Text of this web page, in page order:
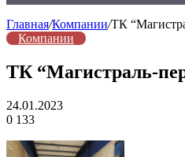
Главная/Компании/ТК
Компании
ТК “Магистраль-
24.01.2023
0 133